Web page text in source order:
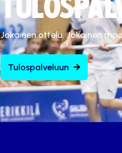
Jokainen ottelu. Jokainen
Tulospalveluun